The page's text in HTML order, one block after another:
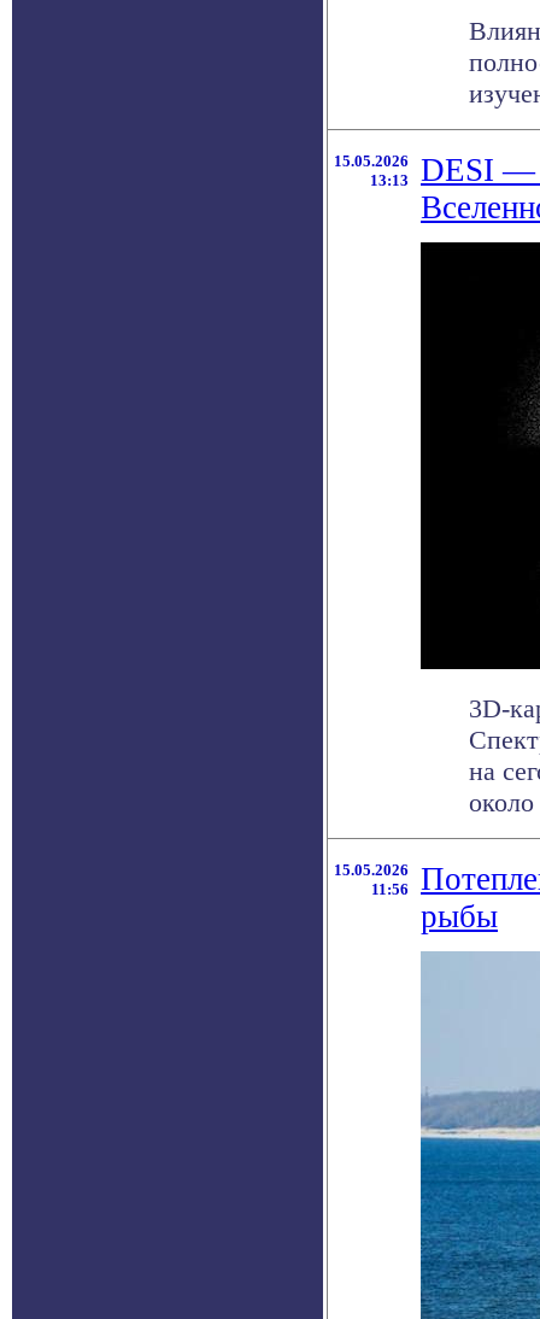
15.05.2026
13:13
DESI —
3D-
на
15.05.2026
11:56
рыбы